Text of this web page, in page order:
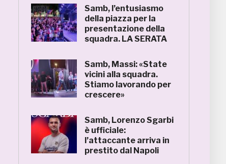
Samb, l’entusiasmo
della piazza per la
presentazione della
squadra. LA SERATA
Samb, Massi: «State
vicini alla squadra.
Stiamo lavorando per
crescere»
Samb, Lorenzo Sgarbi
è ufficiale:
l’attaccante arriva in
prestito dal Napoli